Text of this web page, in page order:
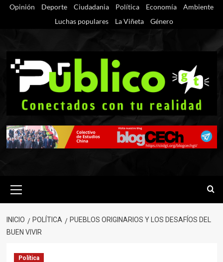
SaltarOpinión Deporte Ciudadania Política Economía
Ambiente
Luchas populares
La Viñeta Género
primario
INICIO POLÍTICA
PUEBLOS ORIGINARIOS Y LOS DESAFÍOS DEL
BUEN VIVIR
Política